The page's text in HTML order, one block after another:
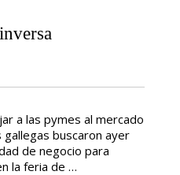
a las pymes al mercado
buscaron ayer
de negocio para
la feria de …